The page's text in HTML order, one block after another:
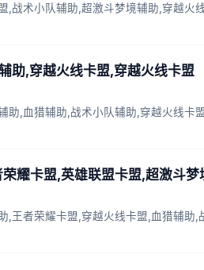
战术小队辅助,超激斗梦境辅助,穿越火
助,穿越火线卡盟,穿越火线卡盟
,血猎辅助,战术小队辅助,穿越火线卡
耀卡盟,英雄联盟卡盟,超激斗梦
王者荣耀卡盟,穿越火线卡盟,血猎辅助,